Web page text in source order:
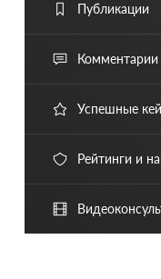
Публикации
Успешные
Рейтинги и